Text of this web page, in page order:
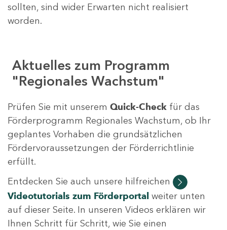
sollten, sind wider Erwarten nicht realisiert
worden.
Aktuelles zum Programm
"Regionales Wachstum"
Prüfen Sie mit unserem Quick-Check für das
Förderprogramm Regionales Wachstum, ob Ihr
geplantes Vorhaben die grundsätzlichen
Fördervoraussetzungen der Förderrichtlinie
erfüllt.
Entdecken Sie auch unsere hilfreichen
Videotutorials zum Förderportal weiter unten
auf dieser Seite. In unseren Videos erklären wir
Ihnen Schritt für Schritt, wie Sie einen